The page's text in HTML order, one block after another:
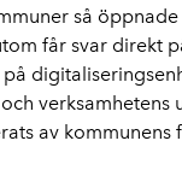
så
får svar direkt
av kommunens